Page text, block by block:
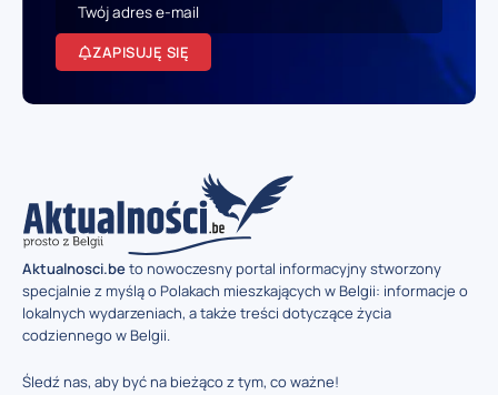
ZAPISUJĘ SIĘ
Aktualnosci.beto nowoczesny portal informacyjny stworzony
specjalnie z myślą o Polakach mieszkających w Belgii: informacje o
lokalnych wydarzeniach, a także treści dotyczące życia
codziennego w Belgii.
Śledź nas, aby być na bieżąco z tym, co ważne!